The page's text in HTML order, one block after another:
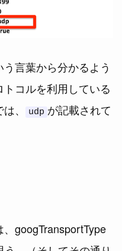
言葉から分かるよう
コルを利用している
、
udp が記載されて
googTransportType